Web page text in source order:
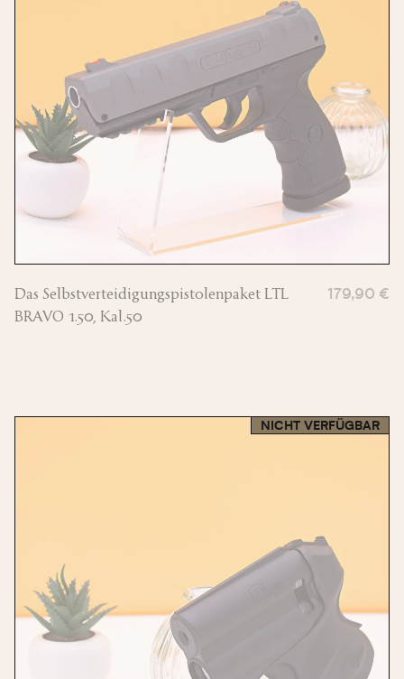
Das Selbstverteidigungspistolenpaket LTL
BRAVO 1.50, Kal.50
179,90 €
NICHT VERFÜGBAR